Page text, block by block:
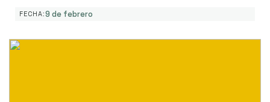
FECHA:9 de febrero